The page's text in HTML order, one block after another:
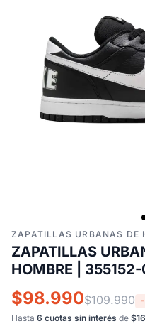
ZAPATILLAS URBANAS DE
ZAPATILLAS
HOMBRE | 355152-
$98.990$109.990
Hasta 6 cuotas sin interés de